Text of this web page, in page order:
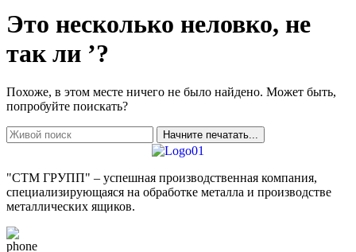
Это несколько неловко, не
так ли ’?
Похоже, в этом месте ничего не было найдено. Может быть,
попробуйте поискать?
Начните печатать...
"СТМ ГРУПП" – успешная производственная компания,
специализирующаяся на обработке металла и производстве
металлических ящиков.